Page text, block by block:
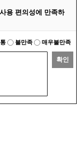
용 편의성에 만족하
불만족 매우불만족
확인